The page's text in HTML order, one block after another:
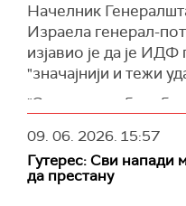
нису повређени.
морају да одговоре
Трамп у објави на
За сада нема
од стране Ирана,
Америчка
саопштила је да се
"апач" срушио се у
Начелник
Израела генерал-
изјавио је да је
"значајнији и тежи
"Сви наши
били су у
смо претње које су
снажно ударили по
осврћући се на
09. 06. 2026. 15:57
Гутерес: Сви напади
да престану